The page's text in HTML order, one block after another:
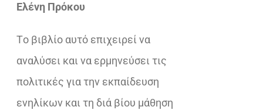
Ελένη Πρόκου
Τo βιβλίο αυτό επιχειρεί να
αναλύσει και να ερμηνεύσει τις
πολιτικές για την εκπαίδευση
ενηλίκων και τη διά βίου μάθηση